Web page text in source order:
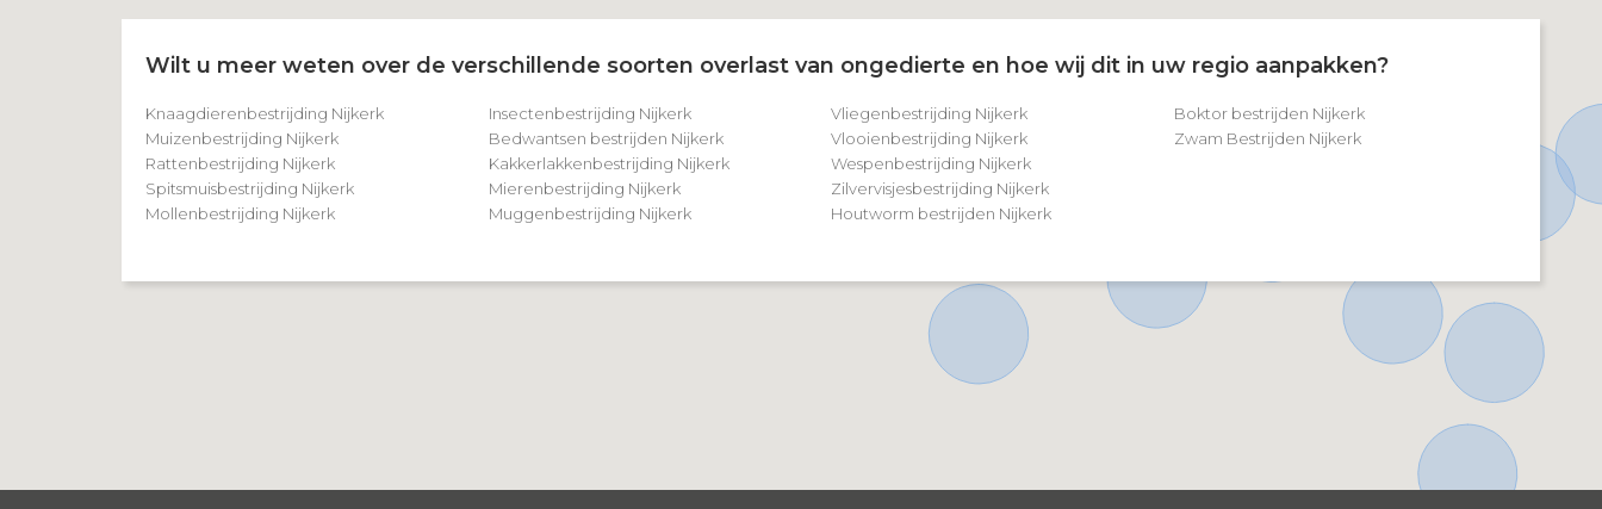
Wilt u meer weten over de verschillende soorten overlast van ongedierte en hoe wij dit in uw regio aanpakken?
Knaagdierenbestrijding Nijkerk
Muizenbestrijding Nijkerk
Rattenbestrijding Nijkerk
Spitsmuisbestrijding Nijkerk
Mollenbestrijding Nijkerk
Insectenbestrijding Nijkerk
Bedwantsen bestrijden Nijkerk
Kakkerlakkenbestrijding Nijkerk
Mierenbestrijding Nijkerk
Muggenbestrijding Nijkerk
Vliegenbestrijding Nijkerk
Vlooienbestrijding Nijkerk
Wespenbestrijding Nijkerk
Zilvervisjesbestrijding Nijkerk
Houtworm bestrijden Nijkerk
Boktor bestrijden Nijkerk
Zwam Bestrijden Nijkerk